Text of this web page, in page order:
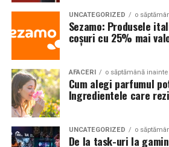
„Rezultatele acestei inițiative arată
este colaborarea dintre autorități,
industria ospitalității în promovarea
astfel de parteneriate, putem
coerentă și atractivă a Banatului și
regiunea mai aproape de publicul
adăugat Corina Macri.
promovare europeană a județului
UNCATEGORIZED o
Sezamo: Produsele
coșuri cu 25% mai
AFACERI o săptămână inainte
Cum alegi parfumul
Ingredientele care
UNCATEGORIZED o
De la task-uri la